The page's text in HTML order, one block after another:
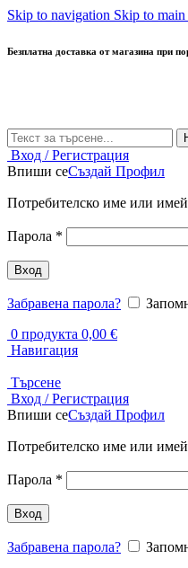
Skip to navigation Skip to
Безплатна доставка от магазина при
Вход / Регистрация
Впиши сеСъздай Профил
Потребителско име или
Парола *
Вход
Забравена парола?
0 продукта 0,00 €
Навигация
Търсене
Вход / Регистрация
Впиши сеСъздай Профил
Потребителско име или
Парола *
Вход
Забравена парола?